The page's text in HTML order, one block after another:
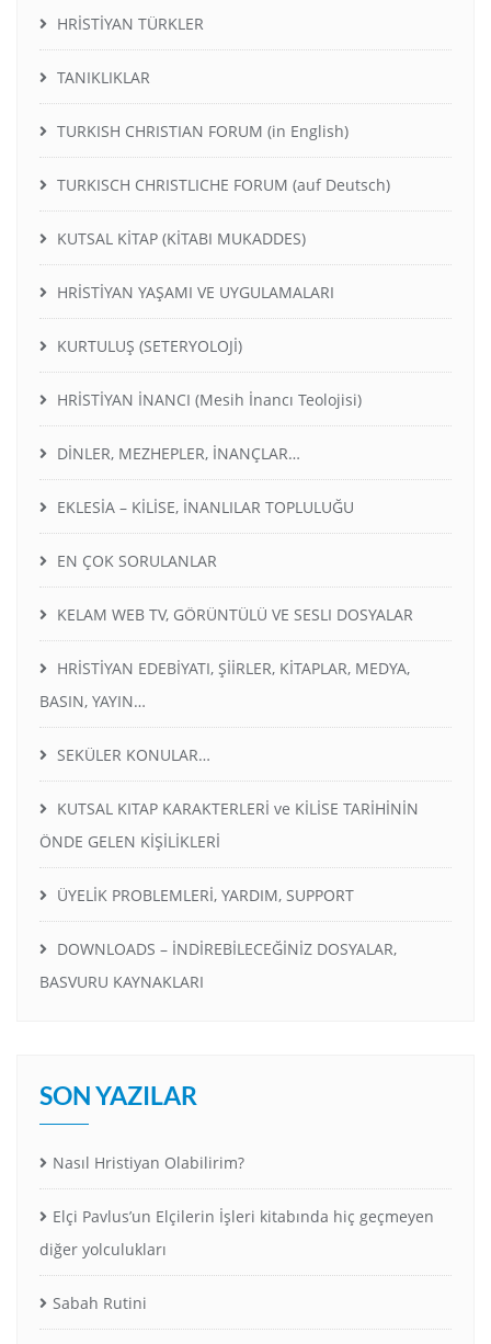
HRİSTİYAN TÜRKLER
TANIKLIKLAR
TURKISH CHRISTIAN FORUM (in English)
TURKISCH CHRISTLICHE FORUM (auf Deutsch)
KUTSAL KİTAP (KİTABI MUKADDES)
HRİSTİYAN YAŞAMI VE UYGULAMALARI
KURTULUŞ (SETERYOLOJİ)
HRİSTİYAN İNANCI (Mesih İnancı Teolojisi)
DİNLER, MEZHEPLER, İNANÇLAR…
EKLESİA – KİLİSE, İNANLILAR TOPLULUĞU
EN ÇOK SORULANLAR
KELAM WEB TV, GÖRÜNTÜLÜ VE SESLI DOSYALAR
HRİSTİYAN EDEBİYATI, ŞİİRLER, KİTAPLAR, MEDYA,
BASIN, YAYIN…
SEKÜLER KONULAR…
KUTSAL KITAP KARAKTERLERİ ve KİLİSE TARİHİNİN
ÖNDE GELEN KİŞİLİKLERİ
ÜYELİK PROBLEMLERİ, YARDIM, SUPPORT
DOWNLOADS – İNDİREBİLECEĞİNİZ DOSYALAR,
BASVURU KAYNAKLARI
SON YAZILAR
Nasıl Hristiyan Olabilirim?
Elçi Pavlus’un Elçilerin İşleri kitabında hiç geçmeyen
diğer yolculukları
Sabah Rutini